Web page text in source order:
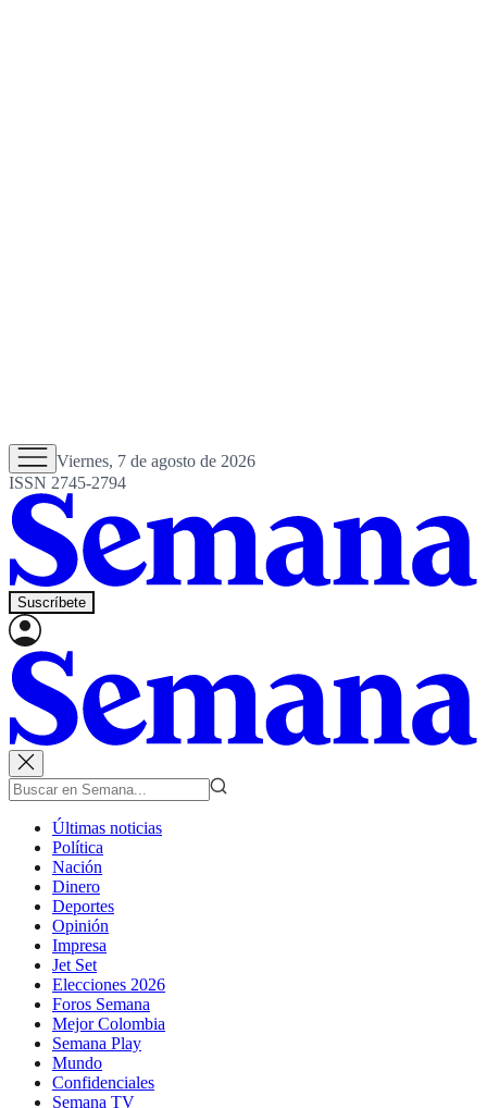
Viernes, 7 de agosto de 2026
ISSN 2745-2794
Suscríbete
Últimas noticias
Política
Nación
Dinero
Deportes
Opinión
Impresa
Jet Set
Elecciones 2026
Foros Semana
Mejor Colombia
Semana Play
Mundo
Confidenciales
Semana TV